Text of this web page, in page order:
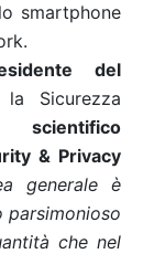
smartphone
del
Sicurezza
scientifico
& Privacy
generale è
parsimonioso
che nel